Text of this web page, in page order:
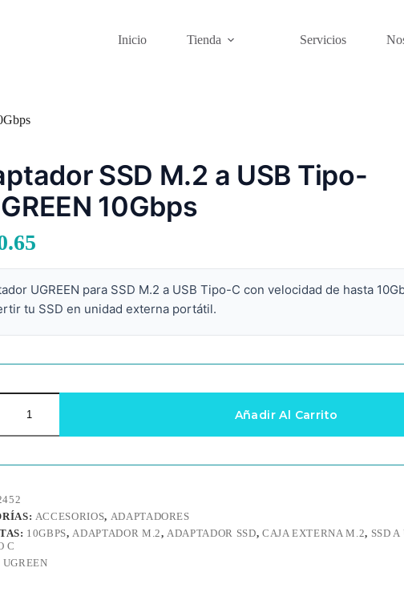
Inicio Tienda Servicios
SSD M.2 a USB Tipo-
10Gbps
UGREEN para SSD M.2 a USB Tipo-C con velocidad de hasta
tu SSD en unidad externa portátil.
Añadir Al Carrito
ACCESORIOS, ADAPTADORES
10GBPS,ADAPTADOR M.2,ADAPTADOR SSD, CAJA EXTERNA M.2, SSD A
C
UGREEN